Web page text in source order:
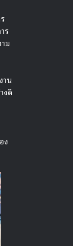
ร
ม
าน
งดี
ง